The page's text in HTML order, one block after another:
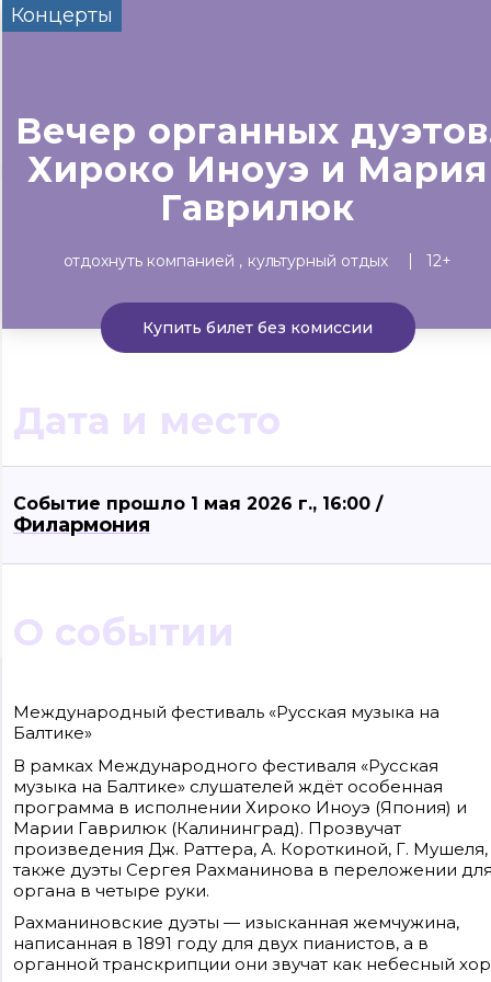
Концерты Театр Детям Выставки
Концерты
Вечер органных
Хироко Иноуэ и Мария
Гаврилюк
отдохнуть компанией культурный отдых 12+
Купить билет без комиссии
Дата и место
Событие прошло 1 мая 2026 г., 16:00 /
Филармония
О событии
Международный фестиваль «Русская музыка на
Балтике»
В рамках Международного фестиваля «Русская
музыка на Балтике» слушателей ждёт особенная
программа в исполнении Хироко Иноуэ (Япония) и
Марии Гаврилюк (Калининград). Прозвучат
произведения Дж. Раттера, А. Короткиной, Г. Мушеля,
также дуэты Сергея Рахманинова в переложении
органа в четыре руки.
Рахманиновские дуэты — изысканная жемчужина,
написанная в 1891 году для двух пианистов, а в
органной транскрипции они звучат как небесный
3906148636, КПП 390601001
Контакты редакции: +7(4012) 310-124, news@klops.ru. Реклама: +7 (931) 107 50 00,
reklama@klops.ru. Афиша: +7(967) 351 20 51, reklama@klops.ru
оф. 2
Сетевое издание "Klops.ru", регистрационный номер и дата принятия
решения о регистрации: ЭЛ № ФС 77 - 78739 от 20 июля 2020 года,
зарегистрировано Федеральной службой по надзору в сфере связи,
информационных технологий и массовых коммуникаций (Роскомнадзор).
Учредитель: ООО "Русская медиагруппа "Западная Пресса". Главный
Фомченкова Кристина Владимировна
Материалы сайта, подписанные «CC 4.0» доступны по
лицензии Creative Commons «Attribution-ShareAlike»
(«Атрибуция — На тех же условиях») 4.0 Всемирная
Для использования остальных материалов необходимо
письменное согласие правообладателя
Политика в отношении обработки персональных